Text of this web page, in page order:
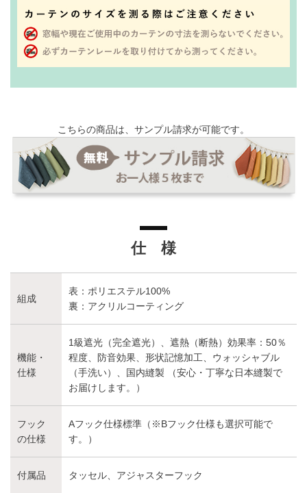
こちらの商品は、サンプル請求が可能です。
仕 様
組成
表：ポリエステル100%
裏：アクリルコーティング
機能・
仕様
1級遮光（完全遮光）、遮熱（断熱）効果率：50％
程度、防音効果、形状記憶加工、ウォッシャブル
（手洗い）、国内縫製 （安心・丁寧な日本縫製で
お届けします。）
フック
の仕様
Aフック仕様標準（※Bフック仕様も選択可能で
す。）
付属品 タッセル、アジャスターフック